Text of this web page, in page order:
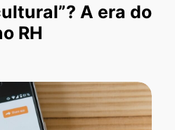
A era do
RH